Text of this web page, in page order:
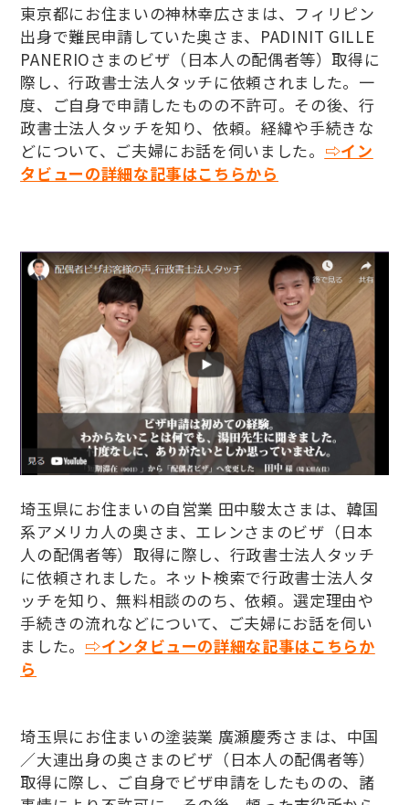
東京都にお住まいの神林幸広さまは、フィリピン
出身で難民申請していた奥さま、PADINIT GILLE
PANERIOさまのビザ（日本人の配偶者等）取得に
際し、行政書士法人タッチに依頼されました。一
度、ご自身で申請したものの不許可。その後、行
政書士法人タッチを知り、依頼。経緯や手続きな
どについて、ご夫婦にお話を伺いました。 ⇨イン
タビューの詳細な記事はこちらから
埼玉県にお住まいの自営業 田中駿太さまは、韓国
系アメリカ人の奥さま、エレンさまのビザ（日本
人の配偶者等）取得に際し、行政書士法人タッチ
に依頼されました。ネット検索で行政書士法人タ
ッチを知り、無料相談ののち、依頼。選定理由や
手続きの流れなどについて、ご夫婦にお話を伺い
ました。 ⇨インタビューの詳細な記事はこちらか
ら
埼玉県にお住まいの塗装業 廣瀬慶秀さまは、中国
／大連出身の奥さまのビザ（日本人の配偶者等）
取得に際し、ご自身でビザ申請をしたものの、諸